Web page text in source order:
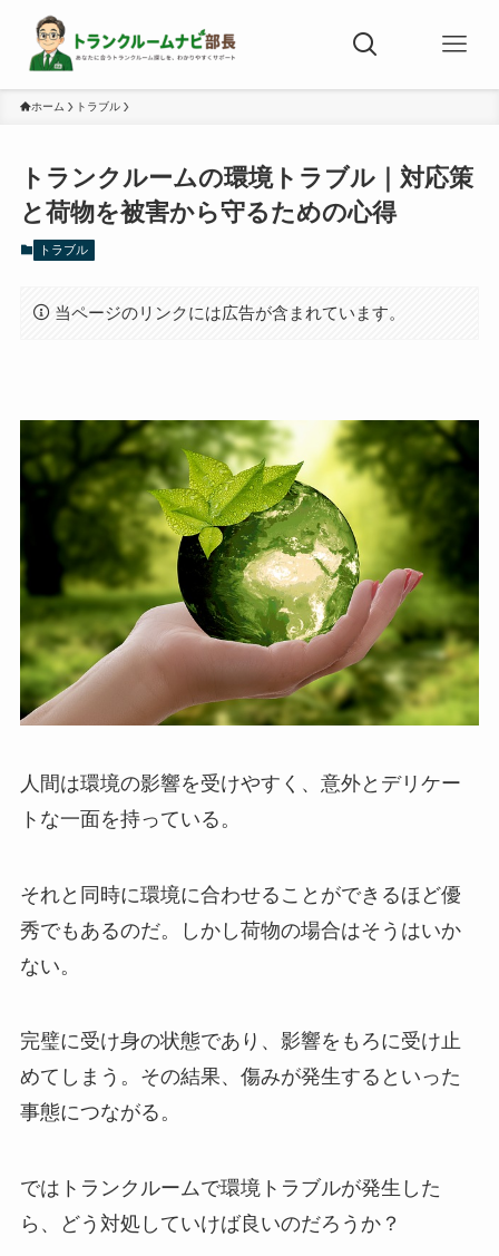
ホーム トラブル
トランクルームの環境トラブル｜対応策
と荷物を被害から守るための心得
トラブル
当ページのリンクには広告が含まれています。
人間は環境の影響を受けやすく、意外とデリケー
トな一面を持っている。
それと同時に環境に合わせることができるほど優
秀でもあるのだ。しかし荷物の場合はそうはいか
ない。
完璧に受け身の状態であり、影響をもろに受け止
めてしまう。その結果、傷みが発生するといった
事態につながる。
ではトランクルームで環境トラブルが発生した
ら、どう対処していけば良いのだろうか？